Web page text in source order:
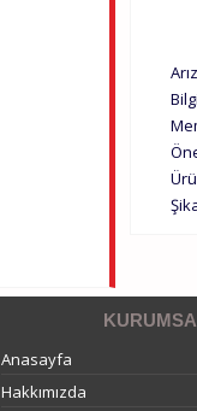
Anasayfa
Hakkımızda